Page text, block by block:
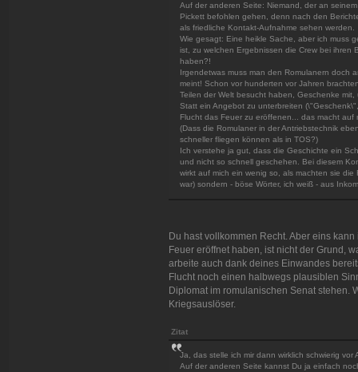
Auf der anderen Seite: Niemand, der an
Pickett befohlen gehen, denn nach den
als friedliche Kontakt-Aufnahme sehen werden.
Wie gesagt: Eine heikle Sache, aber ich muss
ist, zu welchen Ergebnissen die Crew bei ihren
haben?!
Irgendetwas muss man den Romulanern doch
meint! Schon vor hunderten vor Jahren
Teilen der Welt besucht haben, Geschenke mit,
Statt ein Angebot zu unterbreiten
Flucht das Feuer zu eröffenen... das macht
(Dass die Romulaner in der Antriebstechnik
schneller fliegen können als in TOS?)
Ich verstehe ja gut, dass die Geschichte ein
und nicht so schnell geschehen. Bei diesem
wirkt auf mich ein wenig so, als machten sie
war) sondern - böse Wörter, ich weiß - aus
Du hast vollkommen Recht. Aber eins
Feuer eröffnet haben, ist nicht der Grund,
arbeite auch dank deines Einwandes
Flucht noch einen halbwegs plausiblen
Diplomat im romulanischen Senat stehen.
Kriegsauslöser.
Zitat
Ja, das stelle ich mir dann wirklich schwierig vor
Auf der anderen Seite kannst Du ja einfach